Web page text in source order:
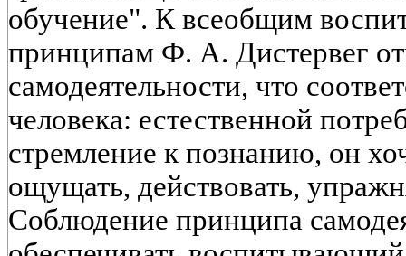
обучение". К всеобщим
принципам Ф. А. Дистервег
самодеятельности, что
человека: естественной
стремление к познанию, он
ощущать, действовать,
Соблюдение принципа